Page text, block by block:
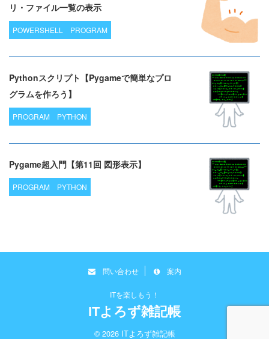
リ・ファイル一覧の表示
POWERSHELL PROGRAM
Pythonスクリプト【Pygameで簡単なプロ
グラムを作ろう】
PROGRAM PYTHON
Pygame超入門【第11回 図形表示】
PROGRAM PYTHON
問い合わせ 案内
ITを楽しもう！
ITよろず雑記帳
© 2026 ITよろず雑記帳